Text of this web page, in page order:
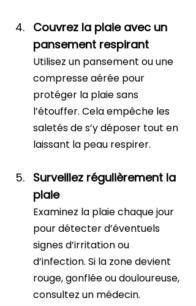
Couvrez la plaie avec un
pansement respirant
Utilisez un pansement ou une
compresse aérée pour
protéger la plaie sans
l’étouffer. Cela empêche les
saletés de s’y déposer tout en
laissant la peau respirer.
Surveillez régulièrement la
plaie
Examinez la plaie chaque jour
pour détecter d’éventuels
signes d’irritation ou
d’infection. Si la zone devient
rouge, gonflée ou douloureuse,
consultez un médecin.